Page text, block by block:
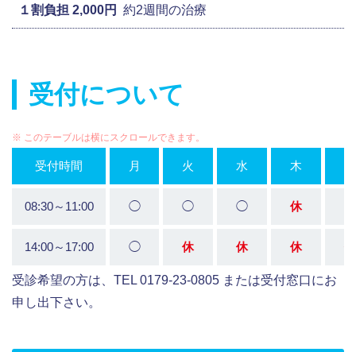
１割負担 2,000円 約2週間の治療
受付について
受付時間 月 火 水 木
08:30～11:00 ◯ ◯ ◯ 休
14:00～17:00 ◯ 休 休 休
受診希望の方は、TEL 0179-23-0805 または受付窓口にお
申し出下さい。